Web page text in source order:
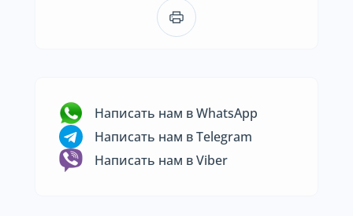
Написать нам в WhatsApp
Написать нам в Telegram
Написать нам в Viber